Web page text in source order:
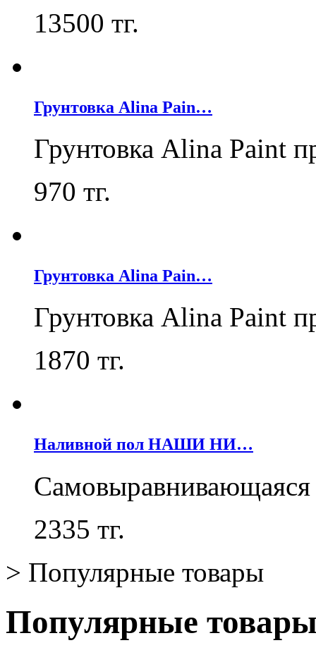
13500 тг.
Грунтовка Alina Pain…
Грунтовка Alina Paint
970 тг.
Грунтовка Alina Pain…
Грунтовка Alina Paint
1870 тг.
Наливной пол НАШИ НИ…
2335 тг.
> Популярные товары
Популярные